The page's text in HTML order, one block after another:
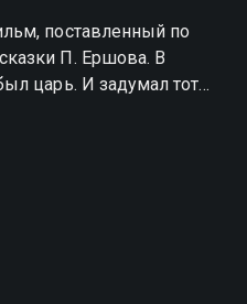
поставленный по
П. Ершова. В
царь. И задумал тот
красу. А чтобы